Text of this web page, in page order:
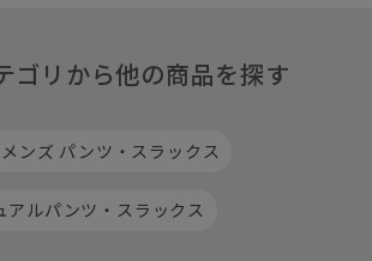
ゴリから他の商品を探す
メンズ パンツ・スラックス
アルパンツ・スラックス